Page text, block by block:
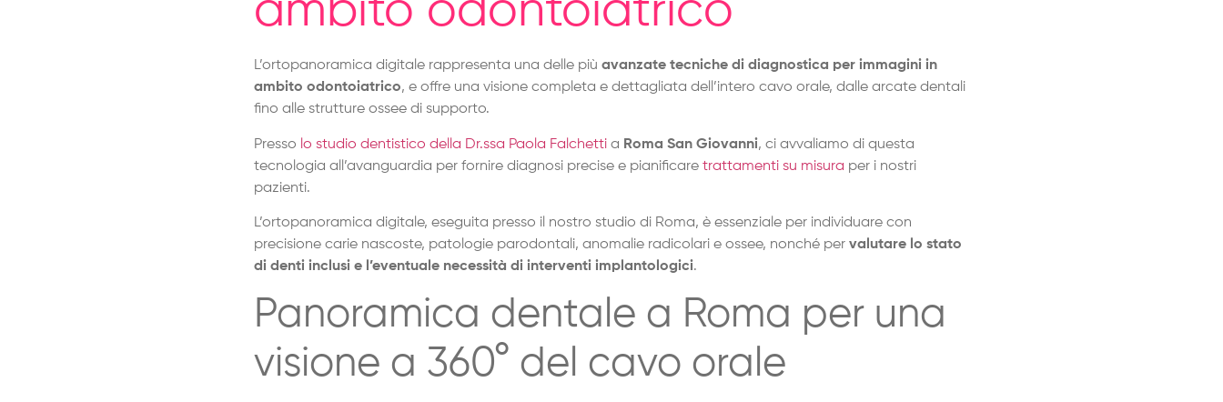
ambito odontoiatrico
L’ortopanoramica digitale rappresenta una delle più avanzate tecniche di diagnostica per immagini in
ambito odontoiatrico, e offre una visione completa e dettagliata dell’intero cavo orale, dalle arcate dentali
fino alle strutture ossee di supporto.
Presso lo studio dentistico della Dr.ssa Paola Falchettia Roma San Giovanni, ci avvaliamo di questa
tecnologia all’avanguardia per fornire diagnosi precise e pianificare trattamenti su misura per i nostri
pazienti.
L’ortopanoramica digitale, eseguita presso il nostro studio di Roma, è essenziale per individuare con
precisione carie nascoste, patologie parodontali, anomalie radicolari e ossee, nonché per valutare lo stato
di denti inclusi e l’eventuale necessità di interventi implantologici.
Panoramica dentale a Roma per una
visione a 360° del cavo orale